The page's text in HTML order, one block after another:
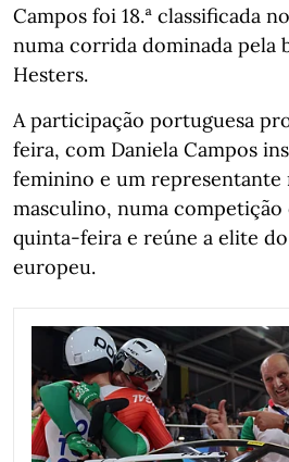
Campos foi 18.ª classificada
numa corrida dominada pela
Hesters.
A participação portuguesa
feira, com Daniela Campos
feminino e um representante
masculino, numa competição
quinta-feira e reúne a elite
europeu.